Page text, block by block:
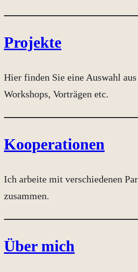
Projekte
Hier finden Sie eine Auswahl
Workshops, Vorträgen etc.
Kooperationen
Ich arbeite mit verschiedenen
zusammen.
Über mich